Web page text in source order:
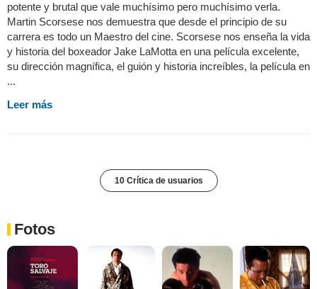
potente y brutal que vale muchísimo pero muchísimo verla.
Martin Scorsese nos demuestra que desde el principio de su
carrera es todo un Maestro del cine. Scorsese nos enseña la vida
y historia del boxeador Jake LaMotta en una película excelente,
su dirección magnífica, el guión y historia increíbles, la película en
...
Leer más
10 Crítica de usuarios
Fotos